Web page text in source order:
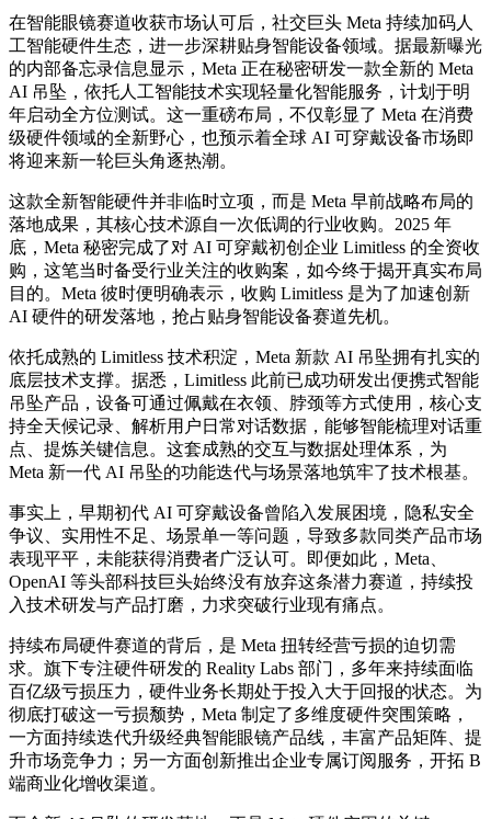
在智能眼镜赛道收获市场认可后，社交巨头 Meta 持续加码人
工智能硬件生态，进一步深耕贴身智能设备领域。据最新曝光
的内部备忘录信息显示，Meta 正在秘密研发一款全新的 Meta
AI 吊坠，依托人工智能技术实现轻量化智能服务，计划于明
年启动全方位测试。这一重磅布局，不仅彰显了 Meta 在消费
级硬件领域的全新野心，也预示着全球 AI 可穿戴设备市场即
将迎来新一轮巨头角逐热潮。
这款全新智能硬件并非临时立项，而是 Meta 早前战略布局的
落地成果，其核心技术源自一次低调的行业收购。2025 年
底，Meta 秘密完成了对 AI 可穿戴初创企业 Limitless 的全资收
购，这笔当时备受行业关注的收购案，如今终于揭开真实布局
目的。Meta 彼时便明确表示，收购 Limitless 是为了加速创新
AI 硬件的研发落地，抢占贴身智能设备赛道先机。
依托成熟的 Limitless 技术积淀，Meta 新款 AI 吊坠拥有扎实的
底层技术支撑。据悉，Limitless 此前已成功研发出便携式智能
吊坠产品，设备可通过佩戴在衣领、脖颈等方式使用，核心支
持全天候记录、解析用户日常对话数据，能够智能梳理对话重
点、提炼关键信息。这套成熟的交互与数据处理体系，为
Meta 新一代 AI 吊坠的功能迭代与场景落地筑牢了技术根基。
事实上，早期初代 AI 可穿戴设备曾陷入发展困境，隐私安全
争议、实用性不足、场景单一等问题，导致多款同类产品市场
表现平平，未能获得消费者广泛认可。即便如此，Meta、
OpenAI 等头部科技巨头始终没有放弃这条潜力赛道，持续投
入技术研发与产品打磨，力求突破行业现有痛点。
持续布局硬件赛道的背后，是 Meta 扭转经营亏损的迫切需
求。旗下专注硬件研发的 Reality Labs 部门，多年来持续面临
百亿级亏损压力，硬件业务长期处于投入大于回报的状态。为
彻底打破这一亏损颓势，Meta 制定了多维度硬件突围策略，
一方面持续迭代升级经典智能眼镜产品线，丰富产品矩阵、提
升市场竞争力；另一方面创新推出企业专属订阅服务，开拓 B
端商业化增收渠道。